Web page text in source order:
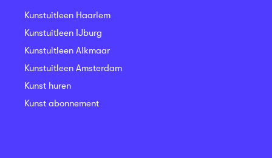
Kunstuitleen Haarlem
Kunstuitleen IJburg
Kunstuitleen Alkmaar
Kunstuitleen Amsterdam
Kunst huren
Kunst abonnement